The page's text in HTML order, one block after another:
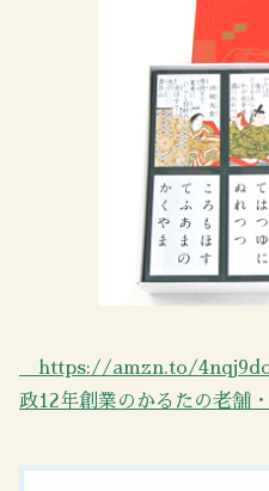
https://amzn.to/
政12年創業のかるたの老舗